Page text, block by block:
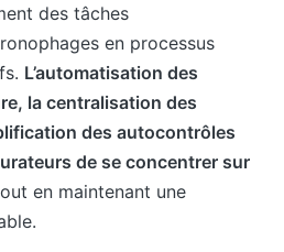
des tâches
en processus
L’automatisation des
la centralisation des
des autocontrôles
de se concentrer sur
en maintenant une